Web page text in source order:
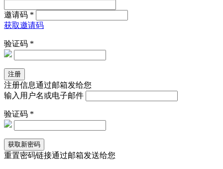
邀请码 *
获取邀请码
验证码 *
注册信息通过邮箱发给您
输入用户名或电子邮件
验证码 *
重置密码链接通过邮箱发送给您